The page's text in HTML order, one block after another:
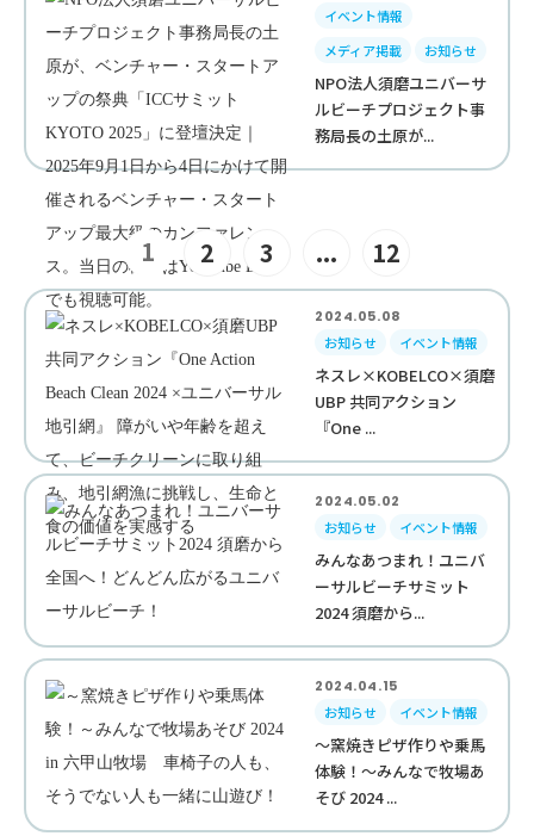
イベント情報
メディア掲載
お知らせ
NPO法人須磨ユニバーサ
ルビーチプロジェクト事
務局長の土原が...
1 2 3 ... 12
2024.05.08
お知らせ
イベント情報
ネスレ×KOBELCO×須磨
UBP 共同アクション
『One ...
2024.05.02
お知らせ
イベント情報
みんなあつまれ！ユニバ
ーサルビーチサミット
2024 須磨から...
2024.04.15
お知らせ
イベント情報
～窯焼きピザ作りや乗馬
体験！～みんなで牧場あ
そび 2024 ...